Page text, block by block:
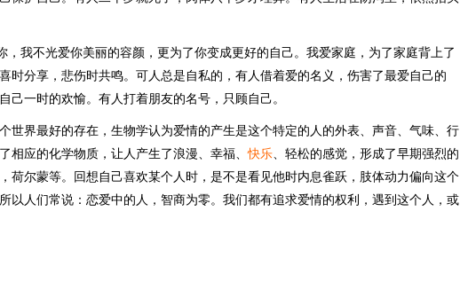
，我不光爱你美丽的容颜，更为了你变成更好的自己。我爱家庭，为了家庭背上了
时分享，悲伤时共鸣。可人总是自私的，有人借着爱的名义，伤害了最爱自己的
己一时的欢愉。有人打着朋友的名号，只顾自己。
世界最好的存在，生物学认为爱情的产生是这个特定的人的外表、声音、气味、行
相应的化学物质，让人产生了浪漫、幸福、快乐 、轻松的感觉，形成了早期强烈的
荷尔蒙等。回想自己喜欢某个人时，是不是看见他时内息雀跃，肢体动力偏向这个
以人们常说：恋爱中的人，智商为零。我们都有追求爱情的权利，遇到这个人，或